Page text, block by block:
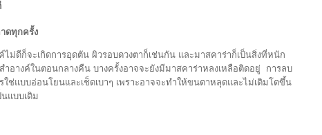
าดทุกครั้ง
ไม่ดีก็จะเกิดการอุดตัน ผิวรอบดวงตาก็เช่นกัน และมาสคาร่าก็เป็นสิ่งที่หนัก
ำอางค์ในตอนกลางคืน บางครั้งอาจจะยังมีมาสคาร่าหลงเหลือติดอยู่ การลบ
ใช่แบบอ่อนโยนและเช็ดเบาๆ เพราะอาจจะทำให้ขนตาหลุดและไม่เติมโตขึ้น
นแบบเดิม